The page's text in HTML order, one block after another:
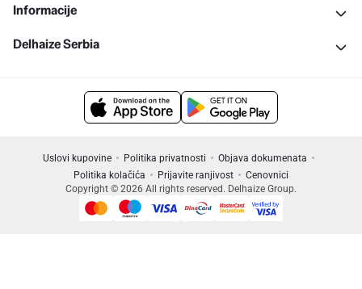
Informacije
Delhaize Serbia
Uslovi kupovine Politika privatnosti
Objava dokumenata
Politika kolačića
Prijavite ranjivost
Cenovnici
Copyright © 2026 All rights reserved. Delhaize Group.